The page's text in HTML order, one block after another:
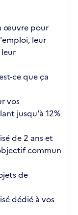
œuvre pour
leur
ce que ça
vos
jusqu'à 12%
de 2 ans et
commun
de
dédié à vos